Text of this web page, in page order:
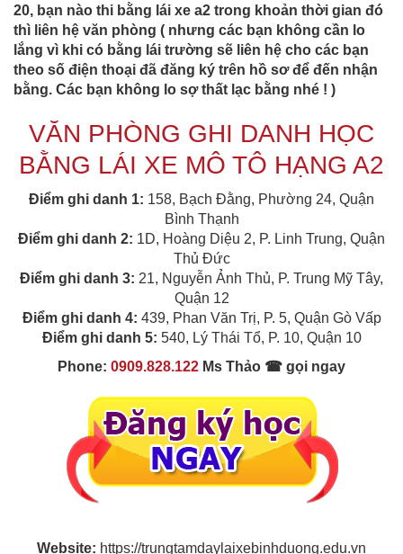
20, bạn nào thi bằng lái xe a2 trong khoản thời gian đó
thì liên hệ văn phòng ( nhưng các bạn không cần lo
lắng vì khi có bằng lái trường sẽ liên hệ cho các bạn
theo số điện thoại đã đăng ký trên hồ sơ để đến nhận
bằng. Các bạn không lo sợ thất lạc bằng nhé ! )
VĂN PHÒNG GHI DANH HỌC
BẰNG LÁI XE MÔ TÔ HẠNG A2
Điểm ghi danh 1: 158, Bạch Đằng, Phường 24, Quận
Bình Thạnh
Điểm ghi danh 2: 1D, Hoàng Diệu 2, P. Linh Trung, Quận
Thủ Đức
Điểm ghi danh 3: 21, Nguyễn Ảnh Thủ, P. Trung Mỹ Tây,
Quận 12
Điểm ghi danh 4: 439, Phan Văn Trị, P. 5, Quận Gò Vấp
Điểm ghi danh 5: 540, Lý Thái Tổ, P. 10, Quận 10
Phone: 0909.828.122 Ms Thảo ☎ gọi ngay
Website: https://trungtamdaylaixebinhduong.edu.vn